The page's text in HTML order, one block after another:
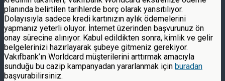
planında belirtilen tarihlerde borç olarak yansıtılıyor.
Dolayısıyla sadece kredi kartınızın aylık ödemelerini
yapmanız yeterli oluyor. İnternet üzerinden başvurunuz ön
onay sürecine alınıyor. Kabul edildikten sonra, kimlik ve gelir
belgelerinizi hazırlayarak şubeye gitmeniz gerekiyor.
Vakıfbank’ın Worldcard müşterilerini arttırmak amacıyla
sunduğu bu cazip kampanyadan yararlanmak için buradan
başvurabilirsiniz.